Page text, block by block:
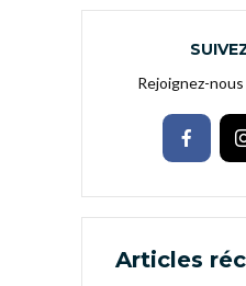
Rejoignez-
Articles